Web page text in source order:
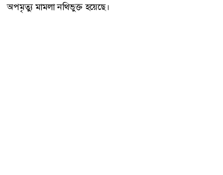
অপমৃত্যু মামলা নথিভুক্ত হয়েছে।